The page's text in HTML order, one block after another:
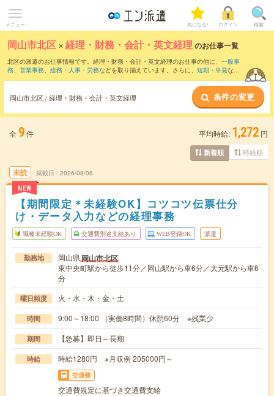
メニュー 気になる! ログイン 検索
岡山市北区 ×経理・財務・会計・英文経理 のお仕事一覧
北区の派遣のお仕事情報です。経理・財務・会計・英文経理のお仕事の他に、 一般事
務、 営業事務、 総務・人事・労務などを取り揃えています。さらに、 短期 ・ 単発など
岡山市北区 / 経理・財務・会計・英文経理 条件の変更
全 9件 平均時給: 1,272 円
新着順 時給順
未読
NEW
掲載日 2026/08/06
【期間限定＊未経験OK】コツコツ伝票仕分
け・データ入力などの経理事務
職種未経験OK 交通費別途支給あり WEB登録OK 派遣
勤務地 岡山県岡山市北区
東中央町駅から徒歩11分／岡山駅から車6分／大元駅から車6
分
曜日頻度 火・水・木・金・土
時間 9:00～18:00 （実働8時間）休憩60分 ※残業少
期間 【急募】即日～長期
時給 時給1280円 ※月収例 205000円～
交通費
交通費規定に基づき交通費支給